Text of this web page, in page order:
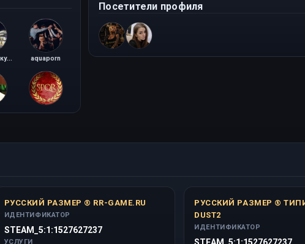
Саша Рузикулов aquaporn
Павел Филиппов
Посетители профиля
РУССКИЙ РАЗМЕР ® RR-GAME.RU
ИДЕНТИФИКАТОР
STEAM_5:1:1527627237
УСЛУГИ
РУССКИЙ РАЗМЕР ®
DUST2
ИДЕНТИФИКАТОР
STEAM_5:1:1527627237